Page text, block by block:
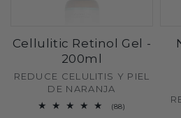
Cellulitic Retinol Gel -
200ml
Fornecedor:
REDUCE CELULITIS Y PIEL
DE NARANJA
(88)